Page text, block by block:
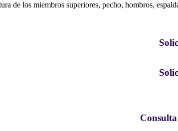
de los miembros superiores, pecho, hombros,